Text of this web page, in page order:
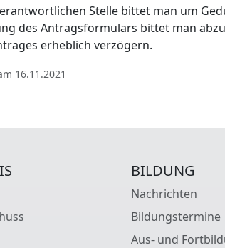
Stelle bittet man um
des Antragsformulars bittet man
erheblich verzögern.
16.11.2021
BILDUNG
Nachrichten
Bildungstermine
Aus- und